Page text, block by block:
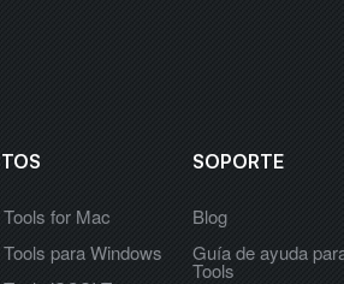
for Mac
para Windows
SOPORTE
Blog
Guía de ayuda
Tools